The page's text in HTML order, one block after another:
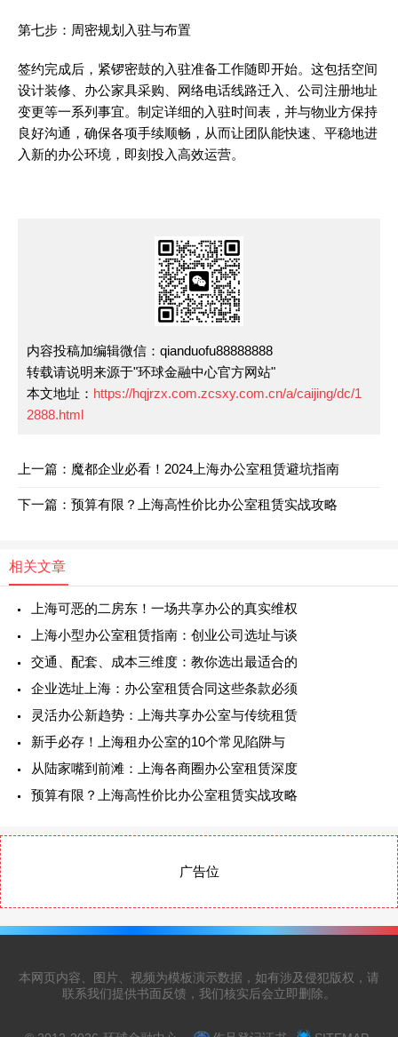
第七步：周密规划入驻与布置
签约完成后，紧锣密鼓的入驻准备工作随即开始。这包括空间
设计装修、办公家具采购、网络电话线路迁入、公司注册地址
变更等一系列事宜。制定详细的入驻时间表，并与物业方保持
良好沟通，确保各项手续顺畅，从而让团队能快速、平稳地进
入新的办公环境，即刻投入高效运营。
内容投稿加编辑微信：qianduofu88888888
转载请说明来源于"环球金融中心官方网站"
本文地址： https://hqjrzx.com.zcsxy.com.cn/a/caijing/dc/1
2888.html
上一篇：魔都企业必看！2024上海办公室租赁避坑指南
下一篇：预算有限？上海高性价比办公室租赁实战攻略
相关文章
上海可恶的二房东！一场共享办公的真实维权
上海小型办公室租赁指南：创业公司选址与谈
交通、配套、成本三维度：教你选出最适合的
企业选址上海：办公室租赁合同这些条款必须
灵活办公新趋势：上海共享办公室与传统租赁
新手必存！上海租办公室的10个常见陷阱与
从陆家嘴到前滩：上海各商圈办公室租赁深度
预算有限？上海高性价比办公室租赁实战攻略
广告位
本网页内容、图片、视频为模板演示数据，如有涉及侵犯版权，请
联系我们提供书面反馈，我们核实后会立即删除。